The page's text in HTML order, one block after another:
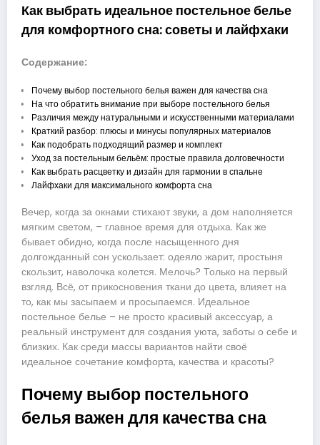
Как выбрать идеальное постельное белье
для комфортного сна: советы и лайфхаки
Содержание:
Почему выбор постельного белья важен для качества сна
На что обратить внимание при выборе постельного белья
Различия между натуральными и искусственными материалами
Краткий разбор: плюсы и минусы популярных материалов
Как подобрать подходящий размер и комплект
Уход за постельным бельём: простые правила долговечности
Как выбрать расцветку и дизайн для гармонии в спальне
Лайфхаки для максимального комфорта сна
Вечер, когда за окнами стихают звуки, а дом наполняется
мягким светом, – главное время для отдыха. Как же
бывает обидно, когда после насыщенного дня
долгожданный сон ускользает: одеяло жарит, простыня
скользит, наволочка колется. Мелочь? Только на первый
взгляд. Всё, от прикосновения ткани до цвета, влияет на
то, как мы засыпаем и просыпаемся. Идеальное
постельное белье – не просто красивый аксессуар, а
реальный инструмент для создания уюта, заботы о себе и
близких. Как среди массы вариантов найти своё
идеальное сочетание комфорта, качества и красоты?
Почему выбор постельного
белья важен для качества сна